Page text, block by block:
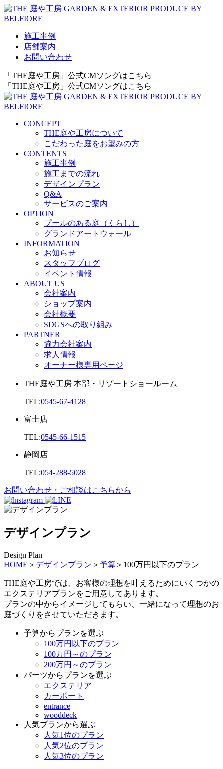
施工事例
店舗案内
お問い合わせ
「THE庭や工房」公式CMソングはこちら
「THE庭や工房」公式CMソングはこちら
CONCEPT
THE庭や工房について
こだわった庭をお望みの方
CONTENTS
施工事例
施工までの流れ
デザインプラン
Q&A
サービスのご案内
OPTION
プールのある庭（くらし）
グランドアートウォール
INFORMATION
お知らせ
スタッフブログ
イベント情報
ABOUT US
会社案内
ショップ案内
会社概要
SDGSへの取り組み
PARTNER
協力会社案内
求人情報
オーナー様専用ページ
THE庭や工房 本部・リゾートショールーム
TEL:0545-67-4128
富士店
TEL:0545-66-1515
静岡店
TEL:054-288-5028
お問い合わせ・ご相談はこちらから
デザインプラン
Design Plan
HOME ＞ デザインプラン ＞ 予算 ＞ 100万円以下のプラン
THE庭や工房では、お客様の理想を叶えるためにいくつかの
エクステリアプランをご用意してあります。
プランの中からイメージしてもらい、一緒になって理想のお
庭づくりをさせていただきます。
予算からプランを選ぶ
100万円以下のプラン
100万円～のプラン
200万円～のプラン
パーツからプランを選ぶ
エクステリア
カーポート
entrance
wooddeck
人気プランから選ぶ
人気1位のプラン
人気2位のプラン
人気3位のプラン